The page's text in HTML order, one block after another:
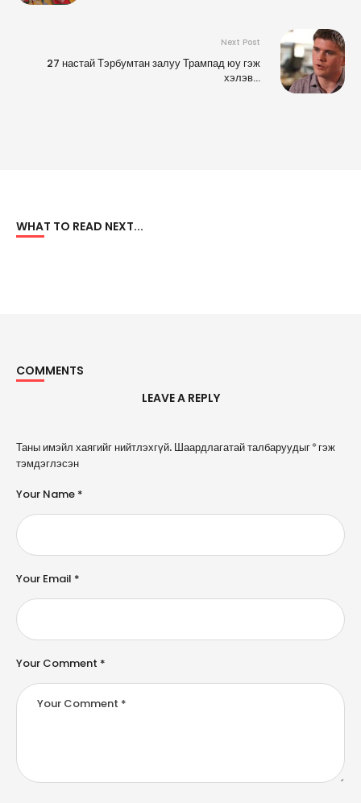
Next Post
27 настай Тэрбумтан залуу Трампад юу гэж
хэлэв…
WHAT TO READ NEXT...
COMMENTS
LEAVE A REPLY
Таны имэйл хаягийг нийтлэхгүй. Шаардлагатай талбаруудыг*гэж
тэмдэглэсэн
Your Comment *
Your Name *
Your Email *
A
l
e
n
a
ti
e